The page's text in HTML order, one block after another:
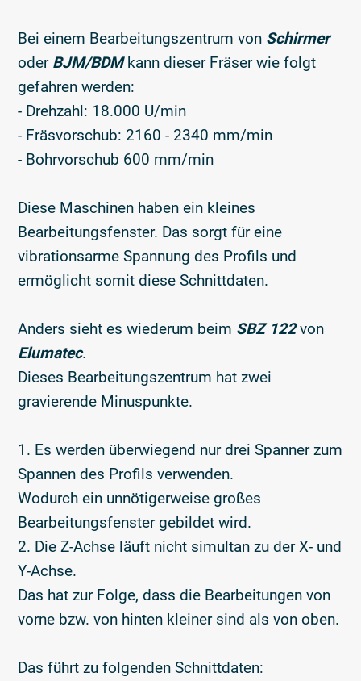
Bei einem Bearbeitungszentrum von Schirmer
oder BJM/BDMkann dieser Fräser wie folgt
gefahren werden:
- Drehzahl: 18.000 U/min
- Fräsvorschub: 2160 - 2340 mm/min
- Bohrvorschub 600 mm/min
Diese Maschinen haben ein kleines
Bearbeitungsfenster. Das sorgt für eine
vibrationsarme Spannung des Profils und
ermöglicht somit diese Schnittdaten.
Anders sieht es wiederum beim SBZ 122von
Elumatec.
Dieses Bearbeitungszentrum hat zwei
gravierende Minuspunkte.
1. Es werden überwiegend nur drei Spanner zum
Spannen des Profils verwenden.
Wodurch ein unnötigerweise großes
Bearbeitungsfenster gebildet wird.
2. Die Z-Achse läuft nicht simultan zu der X- und
Y-Achse.
Das hat zur Folge, dass die Bearbeitungen von
vorne bzw. von hinten kleiner sind als von oben.
Das führt zu folgenden Schnittdaten: